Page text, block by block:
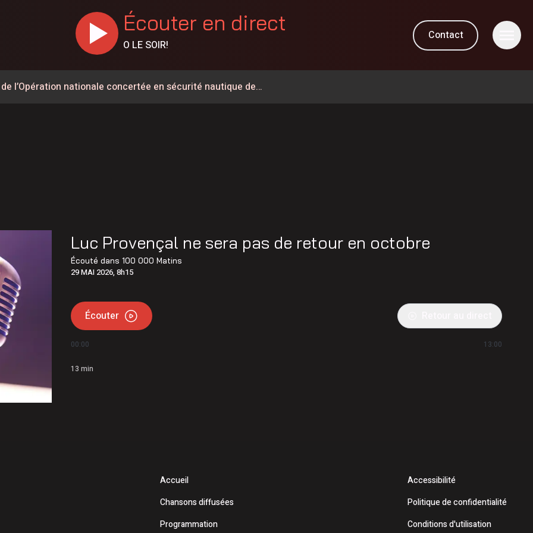
Écouter en direct
O LE SOIR!
Contact
l’Opération nationale concertée en sécurité nautique de
Frampton a désormais un nom
Lambert-de-Lauzon
les États-Unis a reculé de près de 2G$ depuis 2024
déclassé
| Étienne Gourde comparaît
de stupéfiants, menaces et extorsion
Luc Provençal ne sera pas de retour en octobre
Écouté dans100 000 Matins
29 MAI 2026, 8h15
Écouter
00:00 13:00
13 min
Accueil
Chansons diffusées
Programmation
Accessibilité
Politique de confidentialité
Conditions d'utilisation